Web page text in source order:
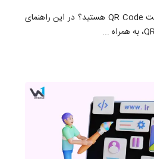
به دنبال بهترین سایت ساخت QR Code هستید؟ در این راهنمای